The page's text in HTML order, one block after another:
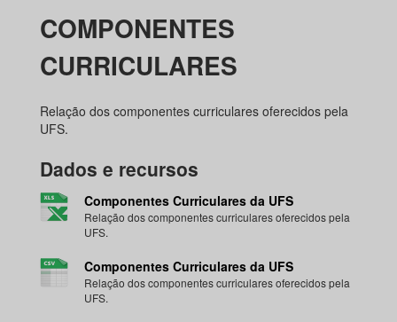
COMPONENTES
CURRICULARES
Relação dos componentes curriculares oferecidos pela
UFS.
Dados e recursos
Componentes Curriculares da UFS
Relação dos componentes curriculares oferecidos pela
UFS.
Componentes Curriculares da UFS
Relação dos componentes curriculares oferecidos pela
UFS.